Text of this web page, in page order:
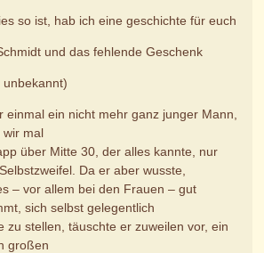
so ist, hab ich eine geschichte für euch
und das fehlende Geschenk
unbekannt)
einmal ein nicht mehr ganz junger Mann,
wir mal
über Mitte 30, der alles kannte, nur
Da er aber wusste,
– vor allem bei den Frauen – gut
sich selbst gelegentlich
zu stellen, täuschte er zuweilen vor, ein
großen